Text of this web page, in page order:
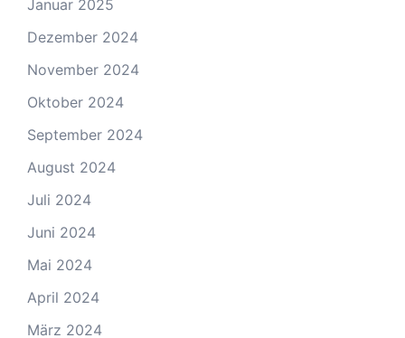
Januar 2025
Dezember 2024
November 2024
Oktober 2024
September 2024
August 2024
Juli 2024
Juni 2024
Mai 2024
April 2024
März 2024